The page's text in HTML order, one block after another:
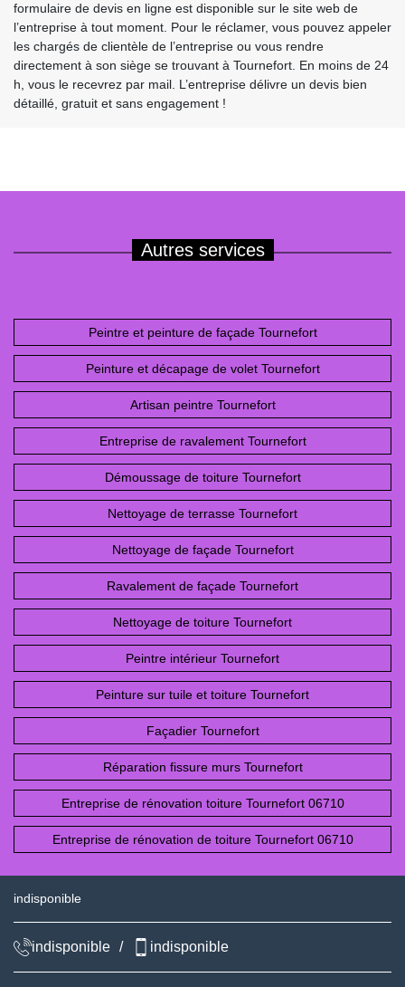
formulaire de devis en ligne est disponible sur le site web de
l’entreprise à tout moment. Pour le réclamer, vous pouvez appeler
les chargés de clientèle de l’entreprise ou vous rendre
directement à son siège se trouvant à Tournefort. En moins de 24
h, vous le recevrez par mail. L’entreprise délivre un devis bien
détaillé, gratuit et sans engagement !
Autres services
Peintre et peinture de façade Tournefort
Peinture et décapage de volet Tournefort
Artisan peintre Tournefort
Entreprise de ravalement Tournefort
Démoussage de toiture Tournefort
Nettoyage de terrasse Tournefort
Nettoyage de façade Tournefort
Ravalement de façade Tournefort
Nettoyage de toiture Tournefort
Peintre intérieur Tournefort
Peinture sur tuile et toiture Tournefort
Façadier Tournefort
Réparation fissure murs Tournefort
Entreprise de rénovation toiture Tournefort 06710
Entreprise de rénovation de toiture Tournefort 06710
indisponible
indisponible / indisponible